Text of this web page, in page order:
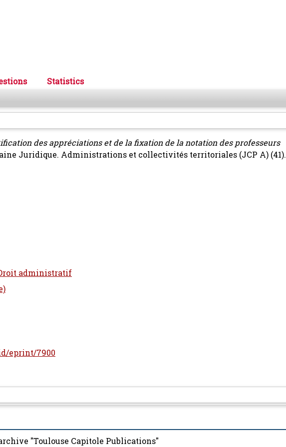
Statistics
des appréciations et de la fixation de la notation des professeurs
Juridique. Administrations et collectivités territoriales (JCP A) (41).
administratif
eprint/7900
"Toulouse Capitole Publications"